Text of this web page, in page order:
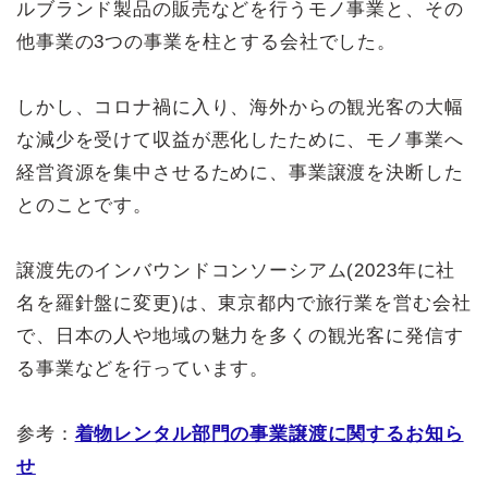
ルブランド製品の販売などを行うモノ事業と、その
他事業の3つの事業を柱とする会社でした。
しかし、コロナ禍に入り、海外からの観光客の大幅
な減少を受けて収益が悪化したために、モノ事業へ
経営資源を集中させるために、事業譲渡を決断した
とのことです。
譲渡先のインバウンドコンソーシアム(2023年に社
名を羅針盤に変更)は、東京都内で旅行業を営む会社
で、日本の人や地域の魅力を多くの観光客に発信す
る事業などを行っています。
参考： 着物レンタル部門の事業譲渡に関するお知ら
せ